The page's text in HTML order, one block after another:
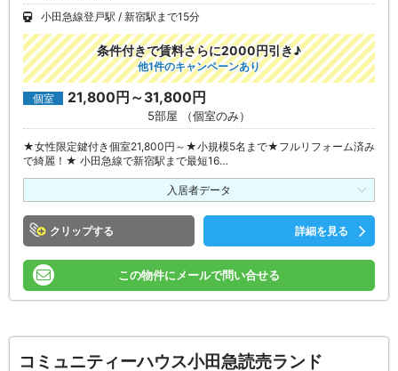
小田急線登戸駅
新宿駅まで15分
条件付きで賃料さらに2000円引き♪
他1件のキャンペーンあり
個室 21,800円～31,800円
5部屋 （個室のみ）
★女性限定鍵付き個室21,800円～★小規模5名まで★フルリフォーム済み
で綺麗！★ 小田急線で新宿駅まで最短16…
入居者データ
クリップ 詳細を見る
この物件にメールで問い合せる
コミュニティーハウス小田急読売ランド